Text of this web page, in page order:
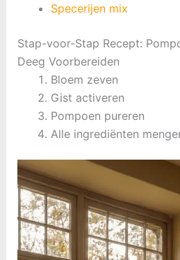
Specerijen mix
Stap-voor-Stap Recept:
Deeg Voorbereiden
Bloem zeven
Gist activeren
Pompoen pureren
Alle ingrediënten